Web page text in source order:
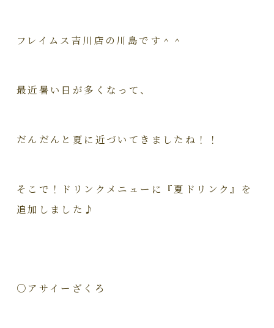
フレイムス吉川店の川島です＾＾
最近暑い日が多くなって、
だんだんと夏に近づいてきましたね！！
そこで！ドリンクメニューに『夏ドリンク』を
追加しました♪
○アサイーざくろ